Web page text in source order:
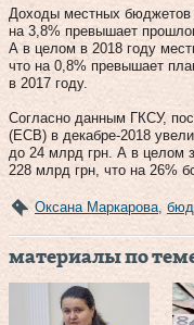
Доходы местных бюджетов
на 3,8% превышает
А в целом в 2018 году
что на 0,8% превышает
в 2017 году.
Согласно данным ГКСУ,
(ЕСВ) в декабре-2018
до 24 млрд грн. А в целом
228 млрд грн, что на 26%
Оксана Маркарова
материалы по